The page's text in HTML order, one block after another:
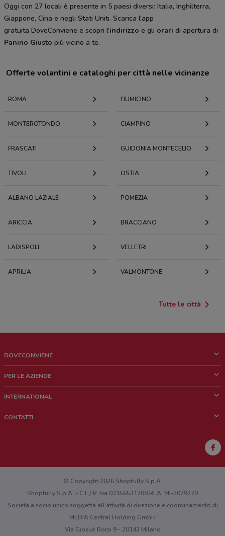
Oggi con 27 locali è presente in 5 paesi diversi: Italia, Inghilterra,
Giappone, Cina e negli Stati Uniti. Scarica l'app
gratuita DoveConviene e scopri l'indirizzo e gli orari di apertura di
Panino Giusto più vicino a te.
Offerte volantini e cataloghi per città nelle vicinanze
ROMA FIUMICINO
MONTEROTONDO CIAMPINO
FRASCATI GUIDONIA MONTECELIO
TIVOLI OSTIA
ALBANO LAZIALE POMEZIA
ARICCIA BRACCIANO
LADISPOLI VELLETRI
APRILIA VALMONTONE
Tutte le città
DOVECONVIENE
Chi siamo
Lavora con noi
PER LE AZIENDE
Richieste commerciali e marketing
INTERNATIONAL
CONTATTI
Hai un malfunzionamento sul web o sull'app?
© Copyright 2026 Shopfully S.p.A.
Shopfully S.p.A. - C.F / P. Iva 03156531208 REA: MI-2029270
Società a socio unico soggetta all’attività di direzione e coordinamento di
MEDIA Central Holding GmbH
Via Giosuè Borsi 9 - 20143 Milano